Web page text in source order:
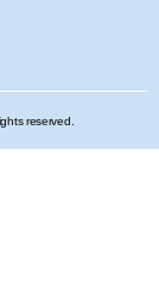
reserved.